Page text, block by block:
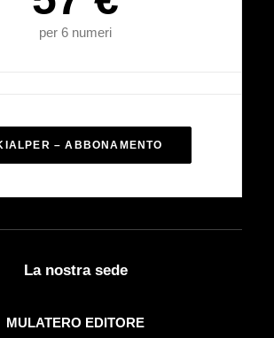
per 6 numeri
– ABBONAMENTO
La nostra sede
MULATERO EDITORE